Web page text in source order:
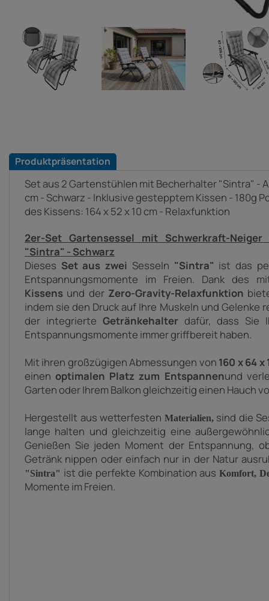
Produktpräsentation
Set aus 2 Gartenstühlen mit Becherhalter "Sintra" -
cm - Schwarz - Inklusive gestepptem Kissen - 180g
des Kissens: 164 x 52 x 10 cm - Relaxfunktion
2er-Set Gartensessel mit Schwerkraft-
"Sintra" - Schwarz
Dieses Set aus zwei Sesseln "Sintra" ist das
Entspannungsmomente im Freien. Dank des
Kissens und derZero-Gravity-Relaxfunktion
indem sie den Druck auf Ihre Muskeln und Gelenke
der integrierte Getränkehalter dafür, dass Sie
Entspannungsmomente immer griffbereit haben.
Mit ihren großzügigen Abmessungen von 160 x 64 x
einenoptimalen Platz zum Entspannenund
Garten oder Ihrem Balkon gleichzeitig einen Hauch
Hergestellt aus wetterfesten Materialien,sind die
lange halten und gleichzeitig eine
Genießen Sie jeden Moment der Entspannung,
Getränk nippen oder einfach nur in der Natur
"Sintra" ist die perfekte Kombination aus Komfort,
Momente im Freien.